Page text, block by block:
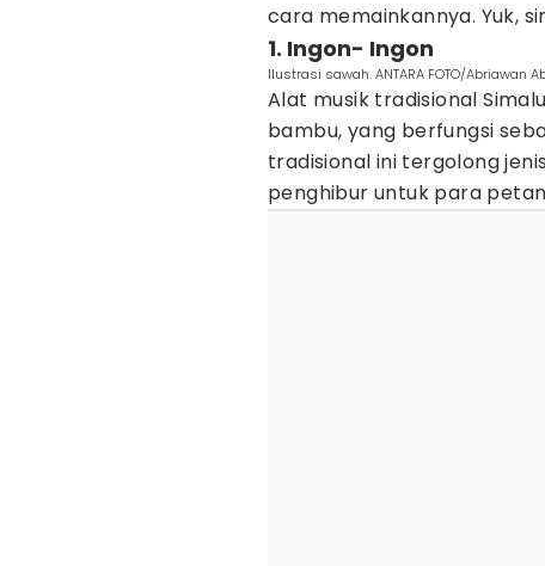
cara memainkannya. Yuk,
1. Ingon- Ingon
Ilustrasi sawah. ANTARA FOTO/Abriawan
Alat musik tradisional
bambu, yang berfungsi
tradisional ini tergolong
penghibur untuk para